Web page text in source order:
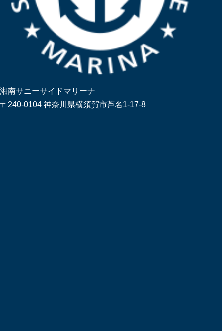
湘南サニーサイドマリーナ
〒240-0104 神奈川県横須賀市芦名1-17-8